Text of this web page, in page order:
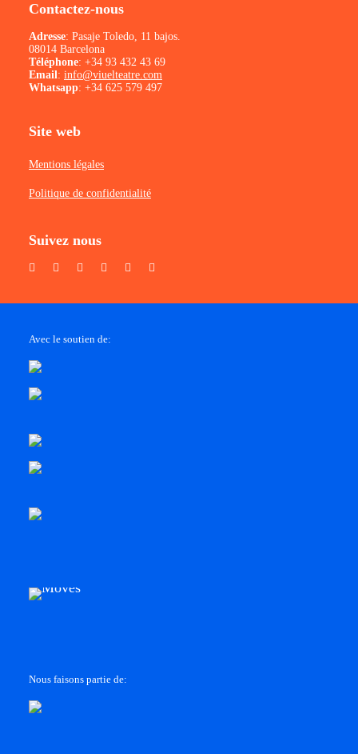
Contactez-nous
Adresse: Pasaje Toledo, 11 bajos.
08014 Barcelona
Téléphone: +34 93 432 43 69
Email: info@viuelteatre.com
Whatsapp: +34 625 579 497
Site web
Mentions légales
Politique de confidentialité
Suivez nous
Avec le soutien de:
Nous faisons partie de: